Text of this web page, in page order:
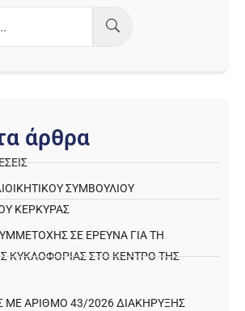
α άρθρα
ΣΥΜΒΟΥΛΙΟΥ
ΚΕΡΚΥΡΑΣ
ΣΕ ΈΡΕΥΝΑ ΓΙΑ ΤΗ
ΚΥΚΛΟΦΟΡΊΑΣ ΣΤΟ ΚΈΝΤΡΟ ΤΗΣ
ΜΕ ΑΡΙΘΜΟ 43/2026 ΔΙΑΚΗΡΥΞΗΣ